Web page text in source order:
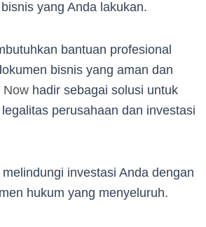
yang Anda lakukan.
bantuan profesional
bisnis yang aman dan
Now hadir sebagai solusi untuk
perusahaan dan investasi
investasi Anda dengan
hukum yang menyeluruh.